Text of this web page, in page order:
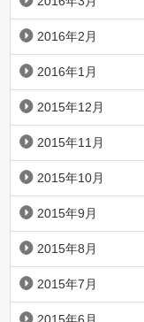
2016年2月
2016年1月
2015年12月
2015年11月
2015年10月
2015年9月
2015年8月
2015年7月